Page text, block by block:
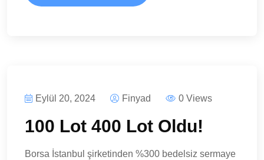
Eylül 20, 2024 Finyad 0 Views
100 Lot 400 Lot Oldu!
Borsa İstanbul şirketinden %300 bedelsiz sermaye